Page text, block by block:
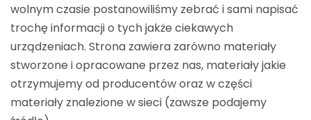
wolnym czasie postanowiliśmy zebrać i sami napisać
trochę informacji o tych jakże ciekawych
urządzeniach. Strona zawiera zarówno materiały
stworzone i opracowane przez nas, materiały jakie
otrzymujemy od producentów oraz w części
materiały znalezione w sieci (zawsze podajemy